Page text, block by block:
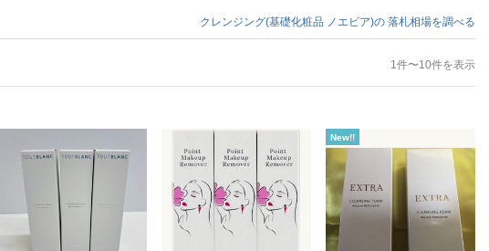
クレンジング(基礎化粧品 ノエビア)の 落札相場を調べる
1件〜10件を表示
New!!